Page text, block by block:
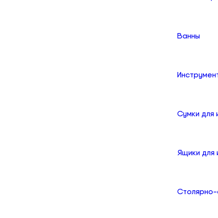
Ванны
Сумки для
Ящики для
Столярно-